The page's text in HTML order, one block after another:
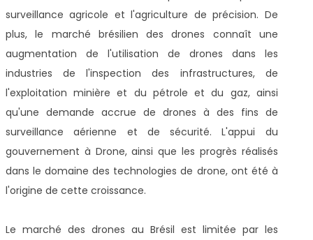
surveillance agricole et l'agriculture de précision. De
plus, le marché brésilien des drones connaît une
augmentation de l'utilisation de drones dans les
industries de l'inspection des infrastructures, de
l'exploitation minière et du pétrole et du gaz, ainsi
qu'une demande accrue de drones à des fins de
surveillance aérienne et de sécurité. L'appui du
gouvernement à Drone, ainsi que les progrès réalisés
dans le domaine des technologies de drone, ont été à
l'origine de cette croissance.
Le marché des drones au Brésil est limitée par les